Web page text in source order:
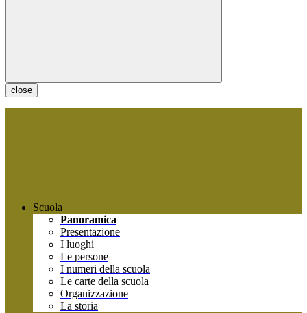
close
Scuola
Panoramica
Presentazione
I luoghi
Le persone
I numeri della scuola
Le carte della scuola
Organizzazione
La storia